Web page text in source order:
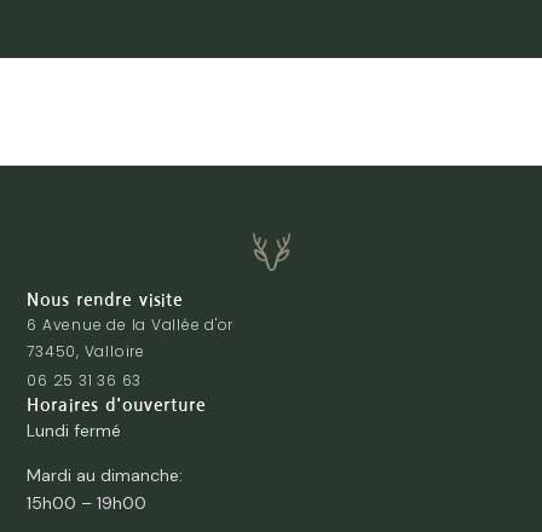
Nous rendre visite
6 Avenue de la Vallée d'or
73450, Valloire
06 25 31 36 63
Horaires d'ouverture
Lundi fermé
Mardi au dimanche:
15h00 – 19h00